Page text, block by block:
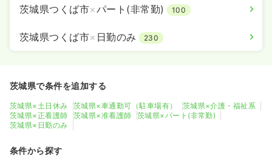
茨城県つくば市×パート(非常勤) 100
茨城県つくば市× 日勤のみ 230
茨城県で条件を追加する
茨城県×土日休み 茨城県×車通勤可（駐車場有）
茨城県×介護・福祉系
茨城県×正看護師
茨城県×准看護師
茨城県×パート(非常勤)
茨城県×日勤のみ
条件から探す